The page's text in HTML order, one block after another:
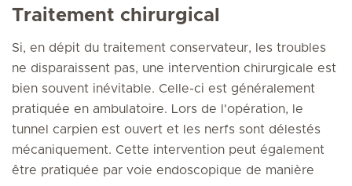
Traitement chirurgical
Si, en dépit du traitement conservateur, les troubles
ne disparaissent pas, une intervention chirurgicale est
bien souvent inévitable. Celle-ci est généralement
pratiquée en ambulatoire. Lors de l'opération, le
tunnel carpien est ouvert et les nerfs sont délestés
mécaniquement. Cette intervention peut également
être pratiquée par voie endoscopique de manière